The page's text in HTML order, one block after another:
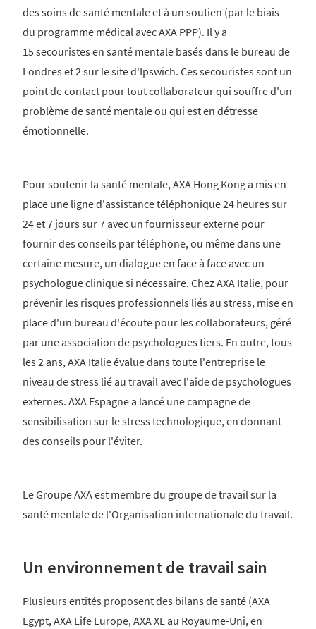
des soins de santé mentale et à un soutien (par le biais
du programme médical avec AXA PPP). Il y a
15 secouristes en santé mentale basés dans le bureau de
Londres et 2 sur le site d'Ipswich. Ces secouristes sont un
point de contact pour tout collaborateur qui souffre d'un
problème de santé mentale ou qui est en détresse
émotionnelle.
Pour soutenir la santé mentale, AXA Hong Kong a mis en
place une ligne d'assistance téléphonique 24 heures sur
24 et 7 jours sur 7 avec un fournisseur externe pour
fournir des conseils par téléphone, ou même dans une
certaine mesure, un dialogue en face à face avec un
psychologue clinique si nécessaire. Chez AXA Italie, pour
prévenir les risques professionnels liés au stress, mise en
place d'un bureau d'écoute pour les collaborateurs, géré
par une association de psychologues tiers. En outre, tous
les 2 ans, AXA Italie évalue dans toute l'entreprise le
niveau de stress lié au travail avec l'aide de psychologues
externes. AXA Espagne a lancé une campagne de
sensibilisation sur le stress technologique, en donnant
des conseils pour l'éviter.
Le Groupe AXA est membre du groupe de travail sur la
santé mentale de l'Organisation internationale du travail.
Un environnement de travail sain
Plusieurs entités proposent des bilans de santé (AXA
Egypt, AXA Life Europe, AXA XL au Royaume-Uni, en